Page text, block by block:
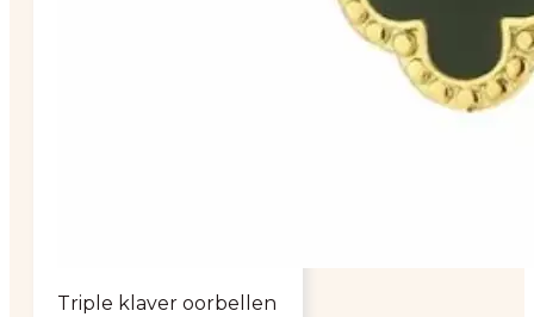
Triple klaver oorbellen